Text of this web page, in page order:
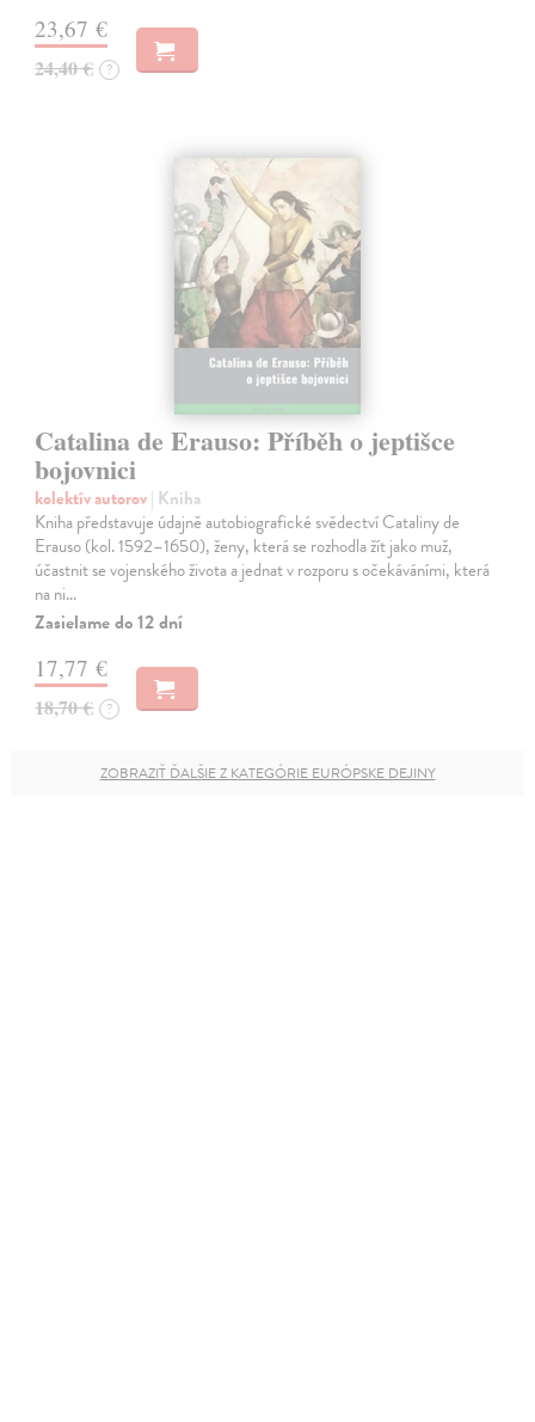
23,67 €
24,40 € ?
Catalina de Erauso: Příběh o jeptišce
bojovnici
kolektív autorov| Kniha
Kniha představuje údajně autobiografické svědectví Cataliny de
Erauso (kol. 1592–1650), ženy, která se rozhodla žít jako muž,
účastnit se vojenského života a jednat v rozporu s očekáváními, která
na ni…
Zasielame do 12 dní
17,77 €
18,70 € ?
ZOBRAZIŤ ĎALŠIE Z KATEGÓRIE EURÓPSKE DEJINY